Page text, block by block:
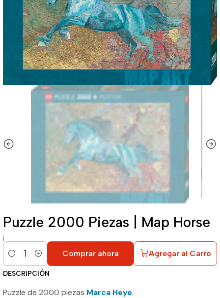
Puzzle 2000 Piezas | Map Horse
|
Cantidad
Agregar al Carro
Comprar ahora
DESCRIPCIÓN
Puzzle de 2000 piezas Marca Heye.